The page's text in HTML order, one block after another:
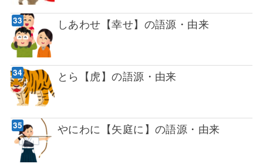
しあわせ【幸せ】の語源・由来
とら【虎】の語源・由来
やにわに【矢庭に】の語源・由来